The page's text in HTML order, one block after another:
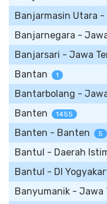
Banjarmasin Utara
Banjarnegara -
Banjarsari - Jawa
Bantan 1
Bantarbolang -
Banten 1455
Banten - Banten 5
Bantul - Daerah
Bantul - DI
Banyumanik - Jawa